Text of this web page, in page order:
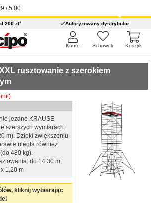
/ 5.00
200 zł* Autoryzowany dystrybutor
Koszyk
Schowek
Konto
rusztowanie z szerokiem
jezdne KRAUSE
szerszych wymiarach
m). Dzięki zwiększeniu
uległa również
480 kg).
do 14,30 m;
1,20 m
kliknij wybierając